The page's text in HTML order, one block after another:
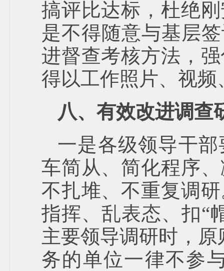
搞评比达标，杜绝
是不得随意与基层
进督查考核方法，
得以工作照片、视
八、有效改进调查
一是各级领导干
车简从、简化程序
不扎堆、不重复调
指挥、乱表态、扣“
主要领导调研时，
务的单位一律不参